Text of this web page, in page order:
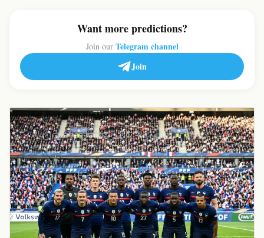
Want more predictions?
Join our Telegram channel
Join